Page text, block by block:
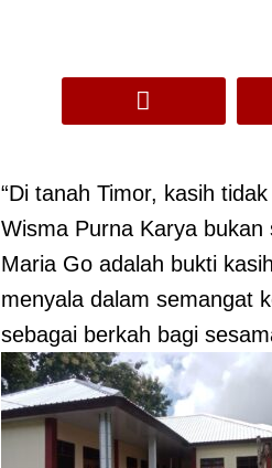
“Di tanah Timor, kasih
Wisma Purna Karya
Maria Go adalah bukti
menyala dalam semangat
sebagai berkah bagi